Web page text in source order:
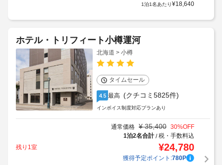
1泊1名あたり¥18,640
ホテル・トリフィート小樽運河
北海道 > 小樽
タイムセール
4.5 最高 (クチコミ5825件)
インボイス制度対応プランあり
通常価格 ¥ 35,400 30%OFF
1泊2名合計/税・手数料込
残り1室
¥24,780
獲得予定ポイント:780P